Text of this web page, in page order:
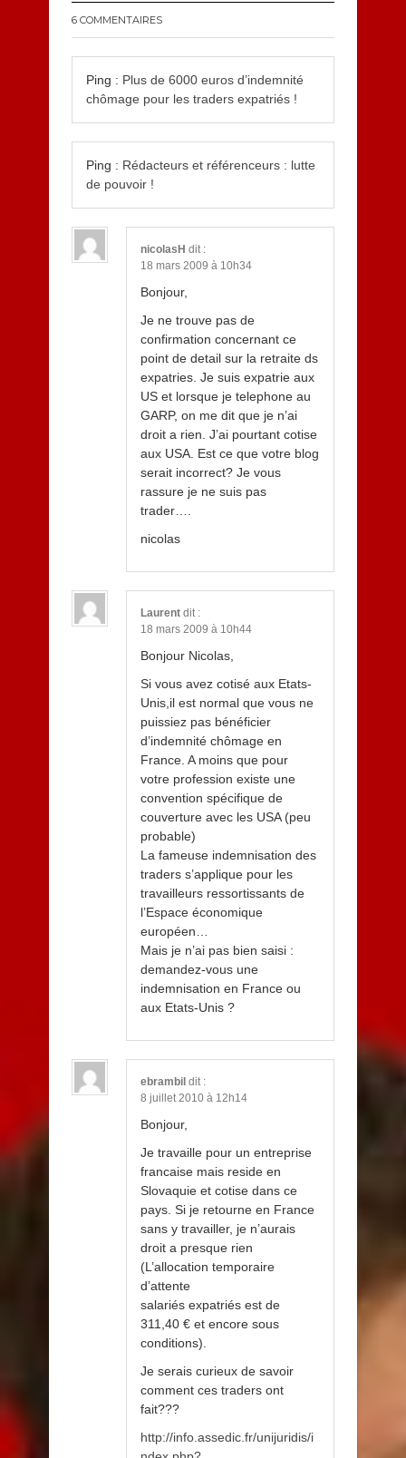
6 COMMENTAIRES
Ping : Plus de 6000 euros d’indemnité
chômage pour les traders expatriés !
Ping : Rédacteurs et référenceurs : lutte
de pouvoir !
nicolasH dit :
18 mars 2009 à 10h34
Bonjour,
Je ne trouve pas de
confirmation concernant ce
point de detail sur la retraite ds
expatries. Je suis expatrie aux
US et lorsque je telephone au
GARP, on me dit que je n’ai
droit a rien. J’ai pourtant cotise
aux USA. Est ce que votre blog
serait incorrect? Je vous
rassure je ne suis pas
trader….
nicolas
Laurent dit :
18 mars 2009 à 10h44
Bonjour Nicolas,
Si vous avez cotisé aux Etats-
Unis,il est normal que vous ne
puissiez pas bénéficier
d’indemnité chômage en
France. A moins que pour
votre profession existe une
convention spécifique de
couverture avec les USA (peu
probable)
La fameuse indemnisation des
traders s’applique pour les
travailleurs ressortissants de
l’Espace économique
européen…
Mais je n’ai pas bien saisi :
demandez-vous une
indemnisation en France ou
aux Etats-Unis ?
ebrambil dit :
8 juillet 2010 à 12h14
Bonjour,
Je travaille pour un entreprise
francaise mais reside en
Slovaquie et cotise dans ce
pays. Si je retourne en France
sans y travailler, je n’aurais
droit a presque rien
(L’allocation temporaire
d’attente
salariés expatriés est de
311,40 € et encore sous
conditions).
Je serais curieux de savoir
comment ces traders ont
fait???
http://info.assedic.fr/unijuridis/i